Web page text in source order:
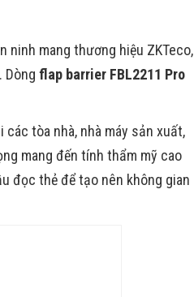
ninh mang thương hiệu ZKTeco,
Dòng flap barrier FBL2211 Pro
tòa nhà, nhà máy sản xuất,
mang đến tính thẩm mỹ cao
đọc thẻ để tạo nên không gian